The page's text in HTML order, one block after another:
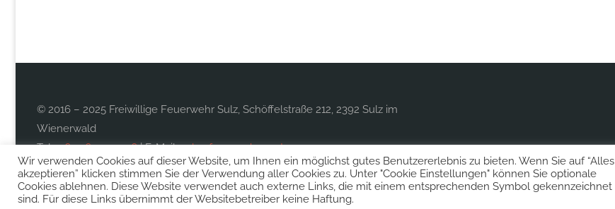
© 2016 – 2025 Freiwillige Feuerwehr Sulz, Schöffelstraße 212, 2392 Sulz im
Wienerwald
Tel.:0677 613 997 26| E-Mail:sulz@feuerwehr.gv.at
Wir verwenden Cookies auf dieser Website, um Ihnen ein möglichst gutes Benutzererlebnis zu bieten. Wenn Sie auf “Alles
akzeptieren” klicken stimmen Sie der Verwendung aller Cookies zu. Unter "Cookie Einstellungen" können Sie optionale
Cookies ablehnen. Diese Website verwendet auch externe Links, die mit einem entsprechenden Symbol gekennzeichnet
sind. Für diese Links übernimmt der Websitebetreiber keine Haftung.